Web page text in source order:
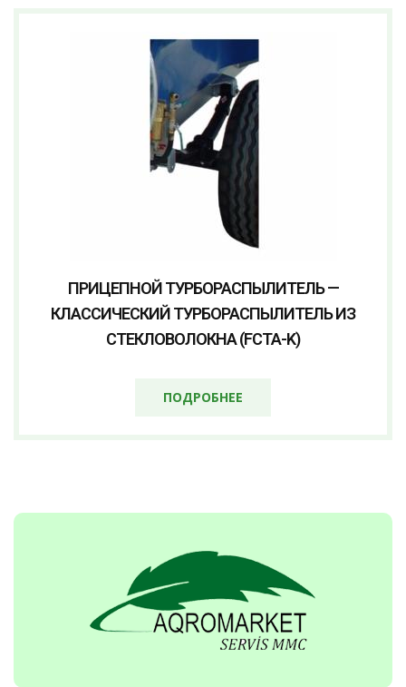
ПРИЦЕПНОЙ ТУРБОРАСПЫЛИТЕЛЬ —
КЛАССИЧЕСКИЙ ТУРБОРАСПЫЛИТЕЛЬ ИЗ
СТЕКЛОВОЛОКНА (FCTA-K)
ПОДРОБНЕЕ